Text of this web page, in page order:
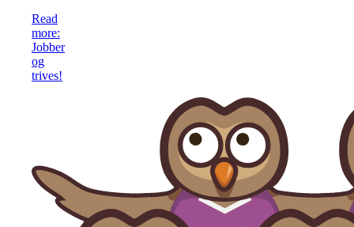
Read
more:
Jobber
og
trives!